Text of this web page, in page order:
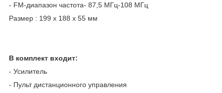
- FM-диапазон частота- 87,5 МГц-108 МГц
Размер : 199 х 188 х 55 мм
В комплект входит:
- Усилитель
- Пульт дистанционного управления